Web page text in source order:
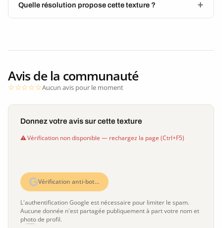
Quelle résolution propose cette texture ?
Avis de la communauté
Aucun avis pour le moment
Donnez votre avis sur cette texture
Vérification non disponible — rechargez la page (Ctrl+F5)
Vérification anti-bot…
L'authentification Google est nécessaire pour limiter le spam.
Aucune donnée n'est partagée publiquement à part votre nom et
photo de profil.